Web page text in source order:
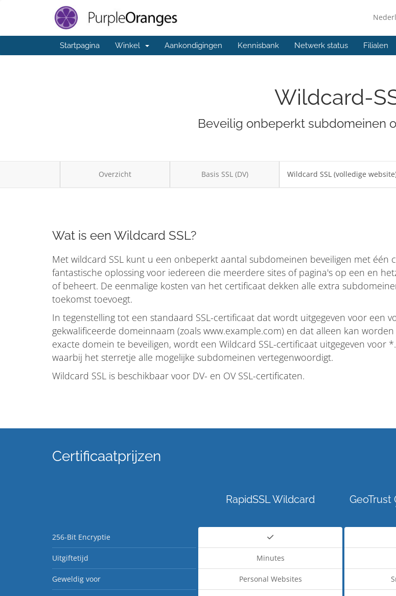
Startpagina Winkel Aankondigingen Kennisbank Netwerk status Filialen
Wildcard-
Beveilig onbeperkt subdomeinen
Overzicht Basis SSL (DV) Wildcard SSL (volledige
Wat is een Wildcard SSL?
Met wildcard SSL kunt u een onbeperkt aantal subdomeinen beveiligen met één
fantastische oplossing voor iedereen die meerdere sites of pagina's op een en
of beheert. De eenmalige kosten van het certificaat dekken alle extra
toekomst toevoegt.
In tegenstelling tot een standaard SSL-certificaat dat wordt uitgegeven voor een
gekwalificeerde domeinnaam (zoals www.example.com) en dat alleen kan
exacte domein te beveiligen, wordt een Wildcard SSL-certificaat uitgegeven voor
waarbij het sterretje alle mogelijke subdomeinen vertegenwoordigt.
Wildcard SSL is beschikbaar voor DV- en OV SSL-certificaten.
Certificaatprijzen
256-Bit Encryptie
Uitgiftetijd
Geweldig voor
RapidSSL Wildcard
Minutes
Personal Websites
GeoTrust